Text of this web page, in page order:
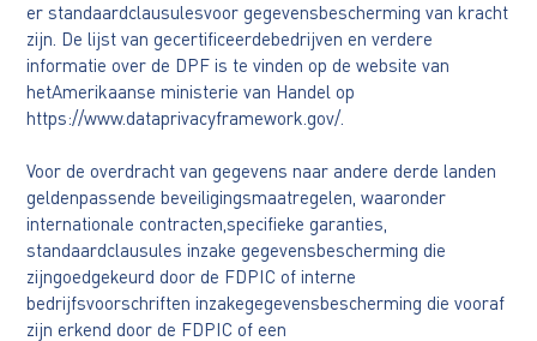
er standaardclausulesvoor gegevensbescherming van kracht
zijn. De lijst van gecertificeerdebedrijven en verdere
informatie over de DPF is te vinden op de website van
hetAmerikaanse ministerie van Handel op
https://www.dataprivacyframework.gov/.
Voor de overdracht van gegevens naar andere derde landen
geldenpassende beveiligingsmaatregelen, waaronder
internationale contracten,specifieke garanties,
standaardclausules inzake gegevensbescherming die
zijngoedgekeurd door de FDPIC of interne
bedrijfsvoorschriften inzakegegevensbescherming die vooraf
zijn erkend door de FDPIC of een